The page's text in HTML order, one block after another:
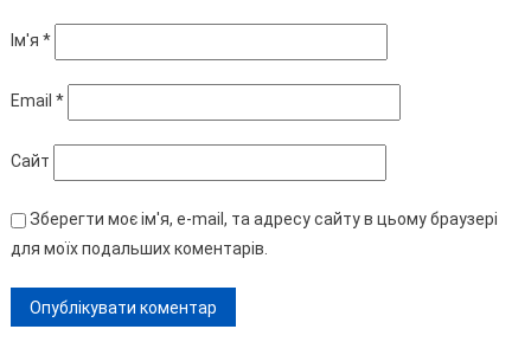
Ім'я *
Email *
Сайт
Зберегти моє ім'я, e-mail, та адресу сайту в цьому браузері
для моїх подальших коментарів.